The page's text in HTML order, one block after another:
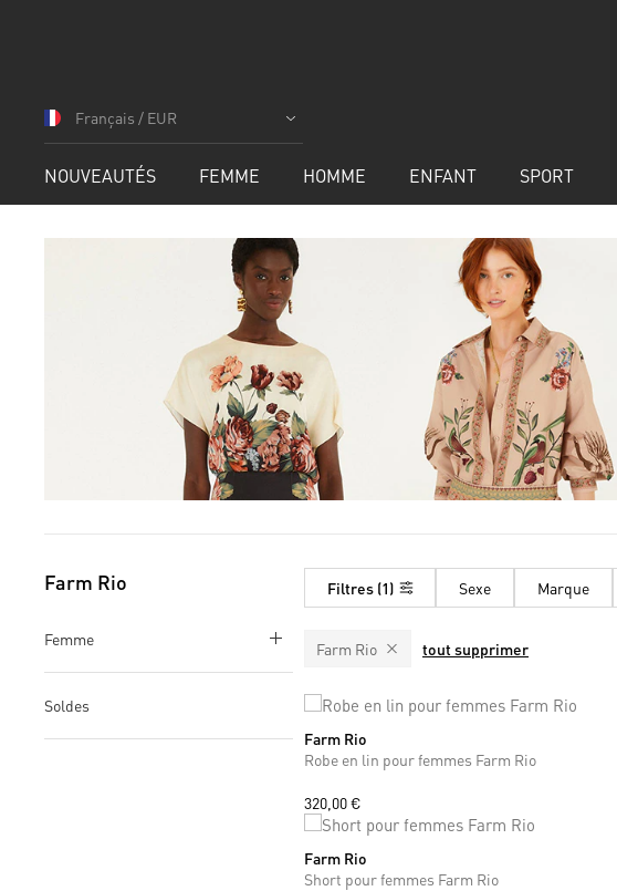
Français / EUR
NOUVEAUTÉS FEMME HOMME ENFANT SPORT
Farm Rio
Femme
Soldes
Filtres 1 Sexe Marque
Farm Rio tout supprimer
XS M
Farm Rio
Robe en lin pour femmes Farm Rio
320,00 €
XS S
Farm Rio
Short pour femmes Farm Rio